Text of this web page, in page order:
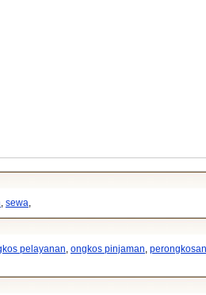
sewa
pelayanan, ongkos pinjaman, perongkosan